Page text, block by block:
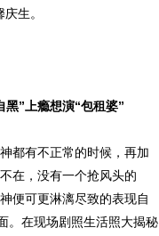
生。
”上瘾想演“包租婆”
有不正常的时候，再加
不在，没有一个抢风头的
便可更淋漓尽致的表现自
。在现场剧照生活照大揭秘